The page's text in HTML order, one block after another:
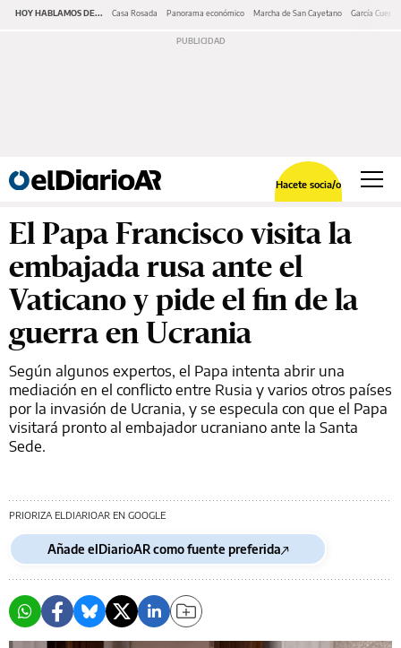
HOY HABLAMOS DE... Casa Rosada Panorama económico Marcha de San Cayetano García Cuerva
Hacete socia/o
El Papa Francisco visita la
embajada rusa ante el
Vaticano y pide el fin de la
guerra en Ucrania
Según algunos expertos, el Papa intenta abrir una
mediación en el conflicto entre Rusia y varios otros países
por la invasión de Ucrania, y se especula con que el Papa
visitará pronto al embajador ucraniano ante la Santa
Sede.
PRIORIZA ELDIARIOAR EN GOOGLE
Añade elDiarioAR como fuente preferida